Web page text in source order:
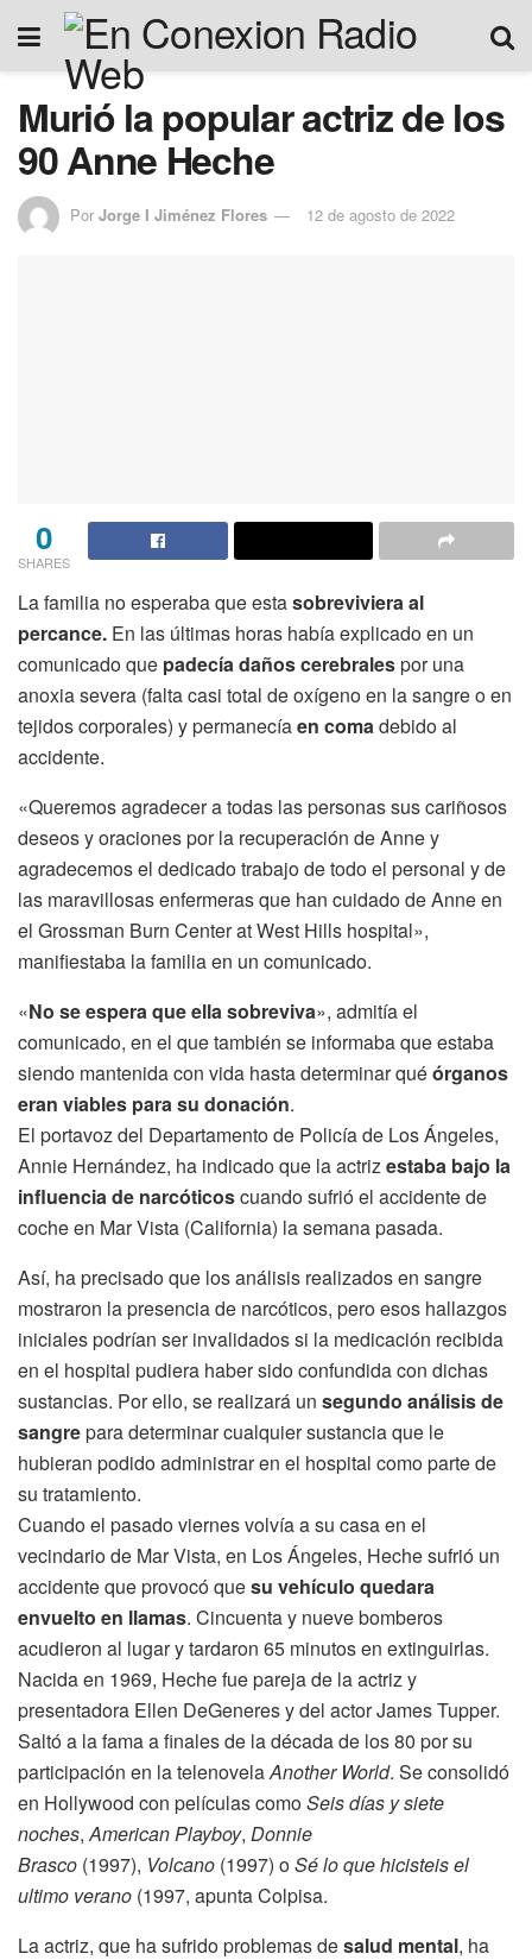
Murió la popular actriz de los
90 Anne Heche
Por Jorge I Jiménez Flores 12 de agosto de 2022
0
SHARES
La familia no esperaba que estasobreviviera al
percance. En las últimas horas había explicado en un
comunicado que padecía daños cerebralespor una
anoxia severa (falta casi total de oxígeno en la sangre o en
tejidos corporales) y permanecíaen comadebido al
accidente.
«Queremos agradecer a todas las personas sus cariñosos
deseos y oraciones por la recuperación de Anne y
agradecemos el dedicado trabajo de todo el personal y de
las maravillosas enfermeras que han cuidado de Anne en
el Grossman Burn Center at West Hills hospital»,
manifiestaba la familia en un comunicado.
«No se espera que ella sobreviva», admitía el
comunicado, en el que también se informaba que estaba
siendo mantenida con vida hasta determinar quéórganos
eran viables para su donación.
El portavoz del Departamento de Policía de Los Ángeles,
Annie Hernández, ha indicado que la actrizestaba bajo la
influencia de narcóticoscuando sufrió el accidente de
coche en Mar Vista (California) la semana pasada.
Así, ha precisado que los análisis realizados en sangre
mostraron la presencia de narcóticos, pero esos hallazgos
iniciales podrían ser invalidados si la medicación recibida
en el hospital pudiera haber sido confundida con dichas
sustancias. Por ello, se realizará un segundo análisis de
sangrepara determinar cualquier sustancia que le
hubieran podido administrar en el hospital como parte de
su tratamiento.
Cuando el pasado viernes volvía a su casa en el
vecindario de Mar Vista, en Los Ángeles, Heche sufrió un
accidente que provocó quesu vehículo quedara
envuelto en llamas. Cincuenta y nueve bomberos
acudieron al lugar y tardaron 65 minutos en extinguirlas.
Nacida en 1969, Heche fue pareja de la actriz y
presentadora Ellen DeGeneres y del actor James Tupper.
Saltó a la fama a finales de la década de los 80 por su
participación en la telenovelaAnother World. Se consolidó
en Hollywood con películas comoSeis días y siete
noches,American Playboy, Donnie
Brasco (1997), Volcano (1997) oSé lo que hicisteis el
ultimo verano (1997, apunta Colpisa.
La actriz, que ha sufrido problemas desalud mental, ha